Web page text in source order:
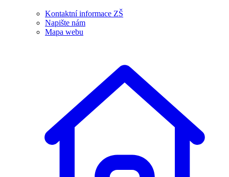
Kontaktní informace ZŠ
Napište nám
Mapa webu